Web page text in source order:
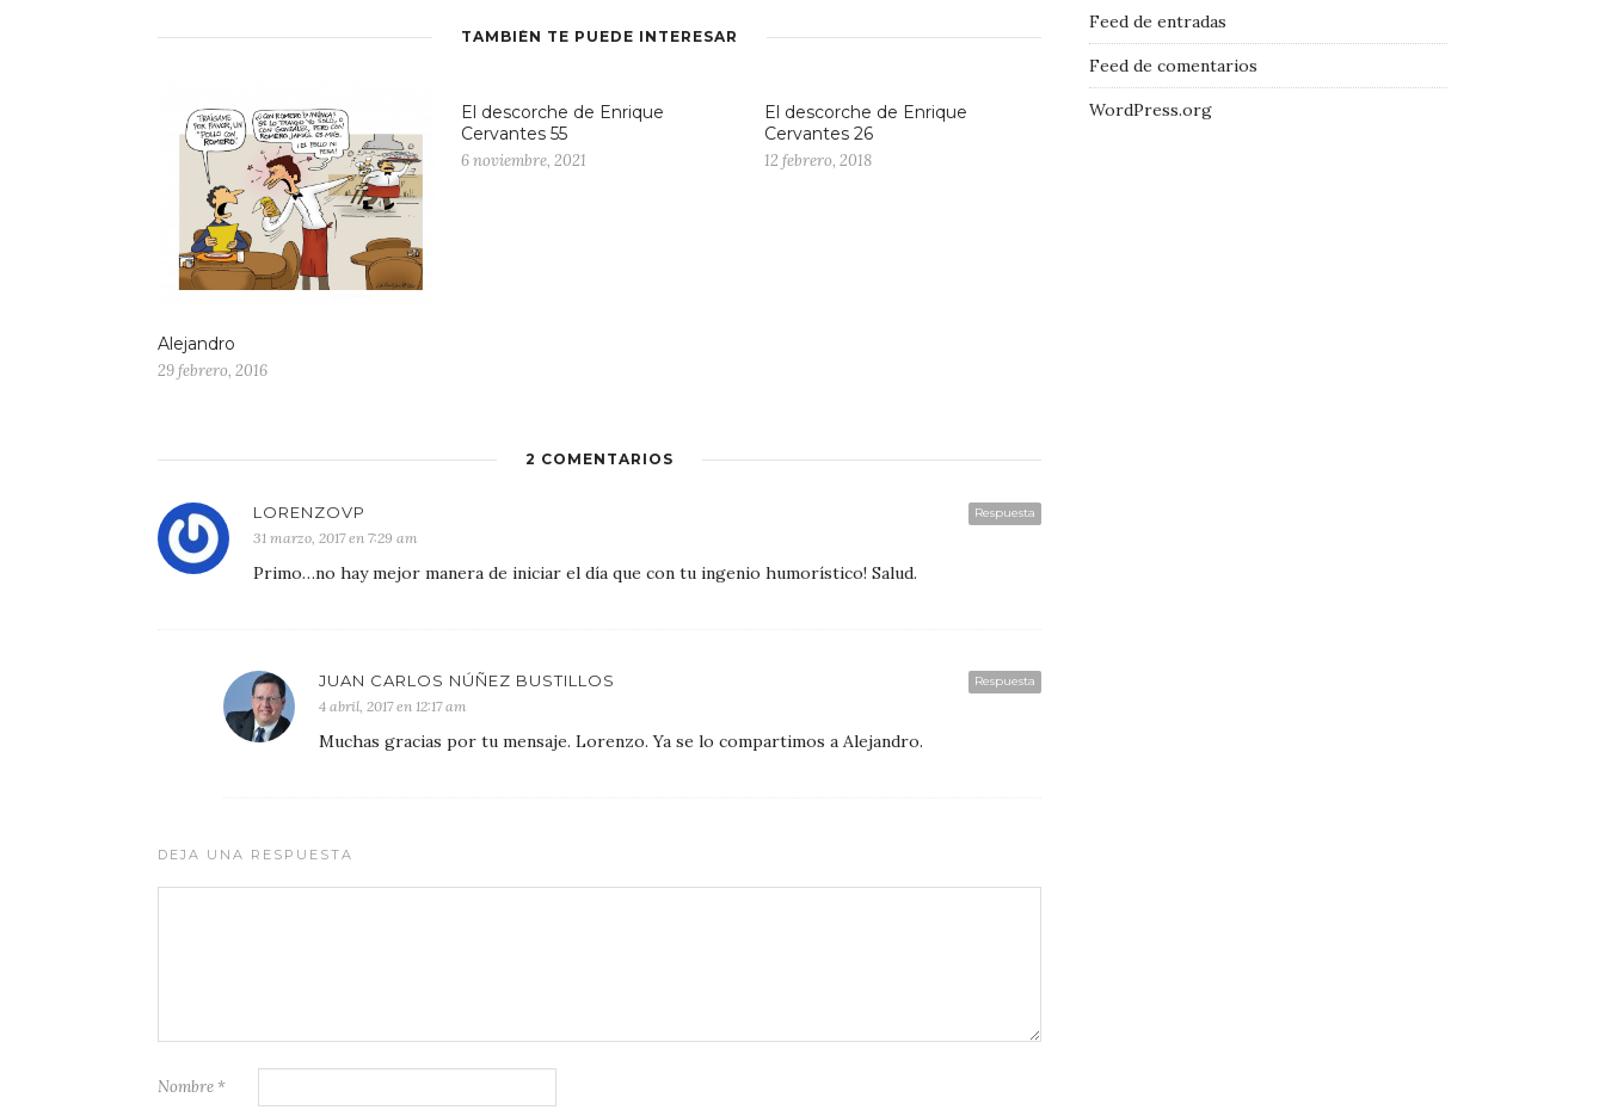
TAMBIÉN TE PUEDE INTERESAR
Alejandro
29 febrero, 2016
El descorche de Enrique
Cervantes 55
6 noviembre, 2021
El descorche de Enrique
Cervantes 26
12 febrero, 2018
2 COMENTARIOS
Respuesta
LORENZOVP
31 marzo, 2017 en 7:29 am
Primo…no hay mejor manera de iniciar el día que con tu ingenio humorístico! Salud.
Respuesta
JUAN CARLOS NÚÑEZ BUSTILLOS
4 abril, 2017 en 12:17 am
Muchas gracias por tu mensaje. Lorenzo. Ya se lo compartimos a Alejandro.
DEJA UNA RESPUESTA
Nombre *
Feed de entradas
Feed de comentarios
WordPress.org